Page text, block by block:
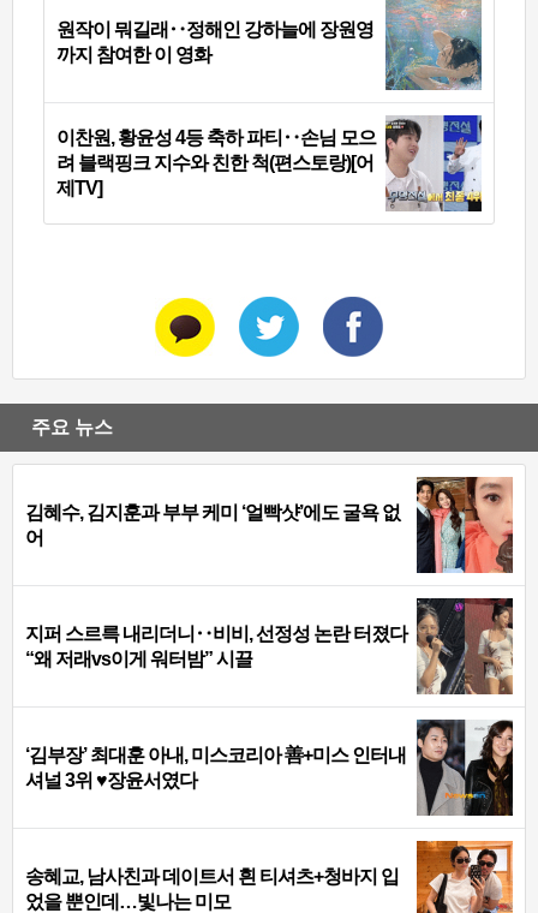
원작이 뭐길래‥정해인 강하늘에 장원영
까지 참여한 이 영화
이찬원, 황윤성 4등 축하 파티‥손님 모으
려 블랙핑크 지수와 친한 척(편스토랑)[어
제TV]
주요 뉴스
김혜수, 김지훈과 부부 케미 ‘얼빡샷’에도 굴욕 없
어
지퍼 스르륵 내리더니‥비비, 선정성 논란 터졌다
“왜 저래vs이게 워터밤” 시끌
‘김부장’ 최대훈 아내, 미스코리아 善+미스 인터내
셔널 3위 ♥장윤서였다
송혜교, 남사친과 데이트서 흰 티셔츠+청바지 입
었을 뿐인데…빛나는 미모